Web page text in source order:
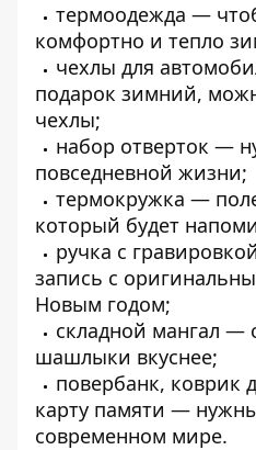
термоодежда —
комфортно и тепло
чехлы для
подарок зимний,
чехлы;
набор отверток —
повседневной жизни;
термокружка —
который будет
ручка с
запись с
Новым годом;
складной мангал —
шашлыки вкуснее;
повербанк,
карту памяти —
современном мире.